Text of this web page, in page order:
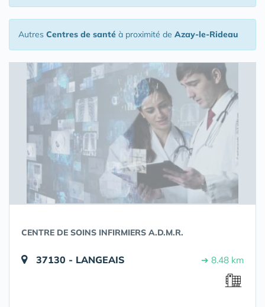
Autres Centres de santé à proximité de Azay-le-Rideau
CENTRE DE SOINS INFIRMIERS A.D.M.R.
37130 - LANGEAIS ➔ 8.48 km